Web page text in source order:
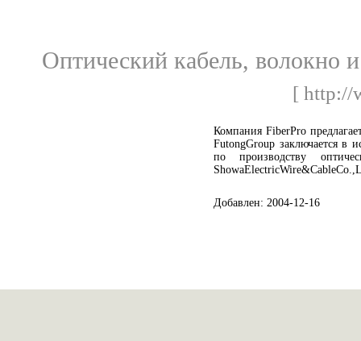
Оптический кабель, волокно
[ http://
Компания FiberPro
FutongGroup заключается в
по производству
Добавлен: 2004-12-16